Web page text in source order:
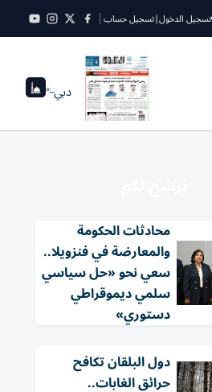
تسجيل الدخول|تسجيل حساب
دبي--°
محادثات الحكومة
والمعارضة في فنزويلا..
سعي نحو «حل سياسي
سلمي ديموقراطي
دستوري»
دول البلقان تكافح
حرائق الغابات..